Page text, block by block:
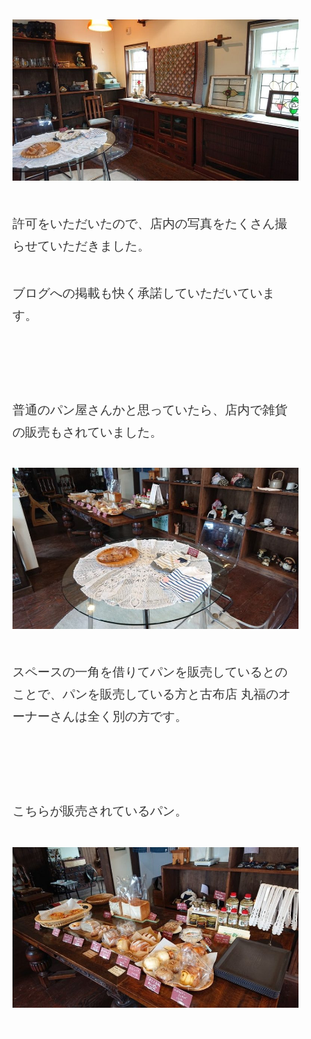
許可をいただいたので、店内の写真をたくさん撮
らせていただきました。
ブログへの掲載も快く承諾していただいていま
す。
普通のパン屋さんかと思っていたら、店内で雑貨
の販売もされていました。
スペースの一角を借りてパンを販売しているとの
ことで、 パンを販売している方と古布店 丸福のオ
ーナーさんは全く別の方です。
こちらが販売されているパン。